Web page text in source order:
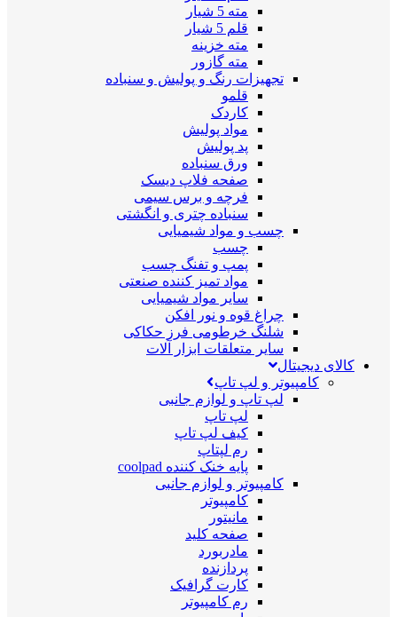
مته 5 شیار
قلم 5 شیار
مته خزینه
مته گازور
تجهیزات رنگ و پولیش و سنباده
قلمو
کاردک
مواد پولیش
پد پولیش
ورق سنباده
صفحه فلاپ دیسک
فرچه و برس سیمی
سنباده چتری و انگشتی
چسب و مواد شیمیایی
چسب
پمپ و تفنگ چسب
مواد تمیز کننده صنعتی
سایر مواد شیمیایی
چراغ قوه و نور افکن
شلنگ خرطومی فرز حکاکی
سایر متعلقات ابزار آلات
کالای دیجیتال
کامپیوتر و لپ تاپ
لپ تاپ و لوازم جانبی
لپ تاپ
کیف لپ تاپ
رم لپتاپ
پایه خنک کننده coolpad
کامپیوتر و لوازم جانبی
کامپیوتر
مانیتور
صفحه کلید
مادربورد
پردازنده
کارت گرافیک
رم کامپیوتر